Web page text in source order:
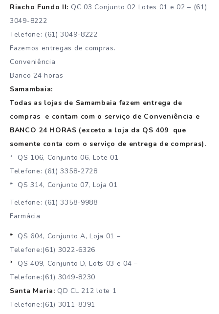
Riacho Fundo II: QC 03 Conjunto 02 Lotes 01 e 02 – (61)
3049-8222
Telefone: (61) 3049-8222
Fazemos entregas de compras.
Conveniência
Banco 24 horas
Samambaia:
Todas as lojas de Samambaia fazem entrega de
compras e contam com o serviço de Conveniência e
BANCO 24 HORAS (exceto a loja da QS 409 que
somente conta com o serviço de entrega de compras).
* QS 106, Conjunto 06, Lote 01
Telefone: (61) 3358-2728
* QS 314, Conjunto 07, Loja 01
Telefone: (61) 3358-9988
Farmácia
* QS 604, Conjunto A, Loja 01 –
Telefone:(61) 3022-6326
* QS 409, Conjunto D, Lots 03 e 04 –
Telefone:(61) 3049-8230
Santa Maria: QD CL 212 lote 1
Telefone:(61) 3011-8391